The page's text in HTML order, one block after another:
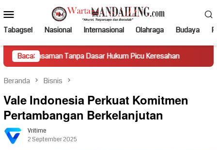
ke
kontenMobile
Tabagsel Nasional Internasional Olahraga Budaya
Baca:
Tanpa Dasar Hukum Picu Keresahan Truk Miring
Beranda Bisnis
Vale Indonesia Perkuat Komitmen
Pertambangan Berkelanjutan
Vritime
2 September 2025